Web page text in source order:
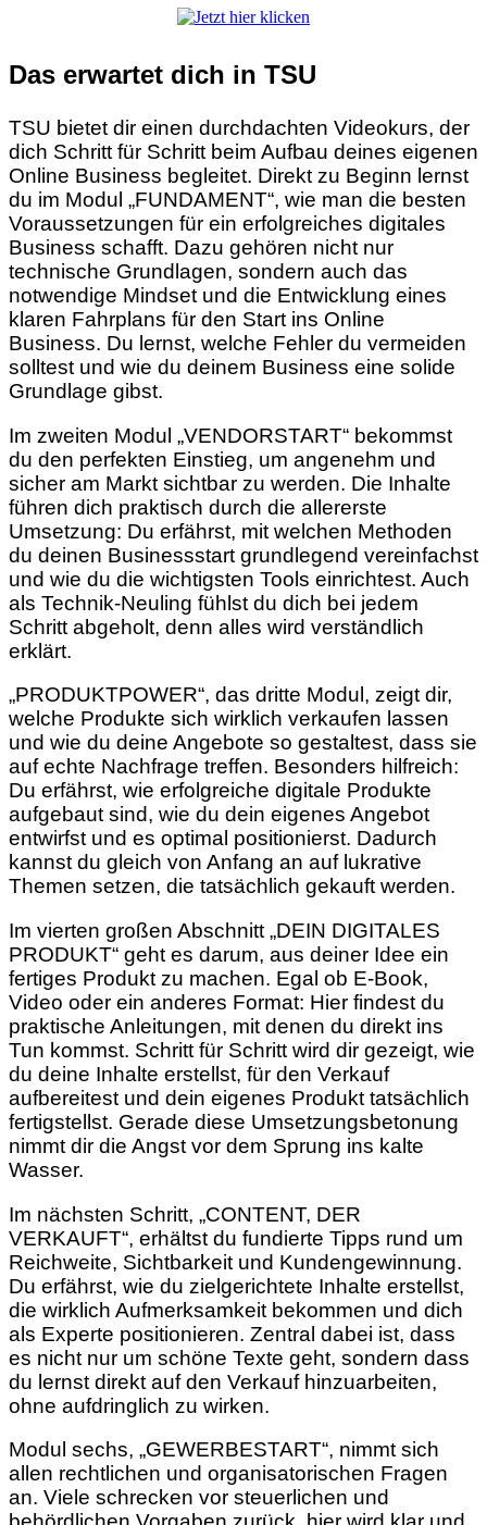
Das erwartet dich in TSU
TSU bietet dir einen durchdachten Videokurs, der
dich Schritt für Schritt beim Aufbau deines eigenen
Online Business begleitet. Direkt zu Beginn lernst
du im Modul „FUNDAMENT“, wie man die besten
Voraussetzungen für ein erfolgreiches digitales
Business schafft. Dazu gehören nicht nur
technische Grundlagen, sondern auch das
notwendige Mindset und die Entwicklung eines
klaren Fahrplans für den Start ins Online
Business. Du lernst, welche Fehler du vermeiden
solltest und wie du deinem Business eine solide
Grundlage gibst.
Im zweiten Modul „VENDORSTART“ bekommst
du den perfekten Einstieg, um angenehm und
sicher am Markt sichtbar zu werden. Die Inhalte
führen dich praktisch durch die allererste
Umsetzung: Du erfährst, mit welchen Methoden
du deinen Businessstart grundlegend vereinfachst
und wie du die wichtigsten Tools einrichtest. Auch
als Technik-Neuling fühlst du dich bei jedem
Schritt abgeholt, denn alles wird verständlich
erklärt.
„PRODUKTPOWER“, das dritte Modul, zeigt dir,
welche Produkte sich wirklich verkaufen lassen
und wie du deine Angebote so gestaltest, dass sie
auf echte Nachfrage treffen. Besonders hilfreich:
Du erfährst, wie erfolgreiche digitale Produkte
aufgebaut sind, wie du dein eigenes Angebot
entwirfst und es optimal positionierst. Dadurch
kannst du gleich von Anfang an auf lukrative
Themen setzen, die tatsächlich gekauft werden.
Im vierten großen Abschnitt „DEIN DIGITALES
PRODUKT“ geht es darum, aus deiner Idee ein
fertiges Produkt zu machen. Egal ob E-Book,
Video oder ein anderes Format: Hier findest du
praktische Anleitungen, mit denen du direkt ins
Tun kommst. Schritt für Schritt wird dir gezeigt, wie
du deine Inhalte erstellst, für den Verkauf
aufbereitest und dein eigenes Produkt tatsächlich
fertigstellst. Gerade diese Umsetzungsbetonung
nimmt dir die Angst vor dem Sprung ins kalte
Wasser.
Im nächsten Schritt, „CONTENT, DER
VERKAUFT“, erhältst du fundierte Tipps rund um
Reichweite, Sichtbarkeit und Kundengewinnung.
Du erfährst, wie du zielgerichtete Inhalte erstellst,
die wirklich Aufmerksamkeit bekommen und dich
als Experte positionieren. Zentral dabei ist, dass
es nicht nur um schöne Texte geht, sondern dass
du lernst direkt auf den Verkauf hinzuarbeiten,
ohne aufdringlich zu wirken.
Modul sechs, „GEWERBESTART“, nimmt sich
allen rechtlichen und organisatorischen Fragen
an. Viele schrecken vor steuerlichen und